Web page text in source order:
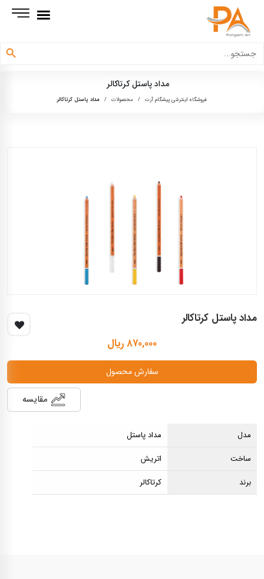
برای:
دکمه جستجو
مداد پاستل کرتاکالر
فروشگاه اینترنتی پیشگام آرت / محصولات / مداد پاستل کرتاکالر
مداد پاستل کرتاکالر
۸۷۰,۰۰۰ ریال
سفارش محصول
مقایسه
مدل
مداد پاستل
ساخت
اتریش
برند
کرتاکالر